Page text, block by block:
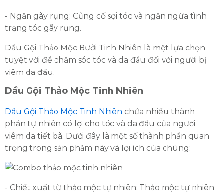
- Ngăn gãy rụng: Củng cố sợi tóc và ngăn ngừa tình
trạng tóc gãy rụng.
Dầu Gội Thảo Mộc Bưởi Tinh Nhiên là một lựa chọn
tuyệt vời để chăm sóc tóc và da đầu đối với người bị
viêm da đầu.
Dầu Gội Thảo Mộc Tinh Nhiên
Dầu Gội Thảo Mộc Tinh Nhiên chứa nhiều thành
phần tự nhiên có lợi cho tóc và da đầu của người
viêm da tiết bã. Dưới đây là một số thành phần quan
trọng trong sản phẩm này và lợi ích của chúng:
- Chiết xuất từ thảo mộc tự nhiên: Thảo mộc tự nhiên